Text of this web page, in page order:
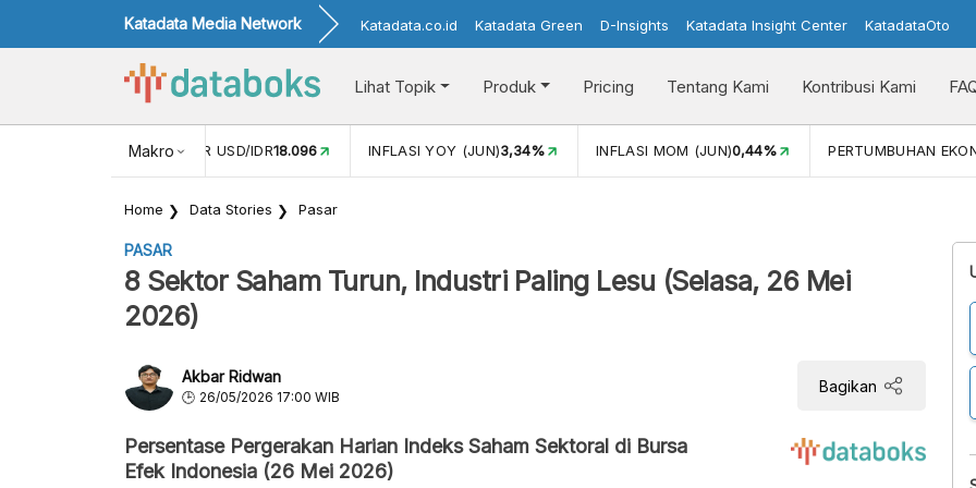
Katadata Media Network Katadata.co.id Katadata Green D-Insights Katadata Insight Center KatadataOto
Lihat Topik Produk Pricing Tentang Kami Kontribusi Kami
Makro
NILAI TUKAR USD/IDR18.096 INFLASI YOY (JUN)3,34% INFLASI MOM (JUN)0,44% PERTUMBUHAN
Home Data Stories Pasar
PASAR
8 Sektor Saham Turun, Industri Paling Lesu (Selasa, 26 Mei
2026)
Akbar Ridwan
26/05/2026 17:00 WIB
Bagikan
Persentase Pergerakan Harian Indeks Saham Sektoral di Bursa
Efek Indonesia (26 Mei 2026)